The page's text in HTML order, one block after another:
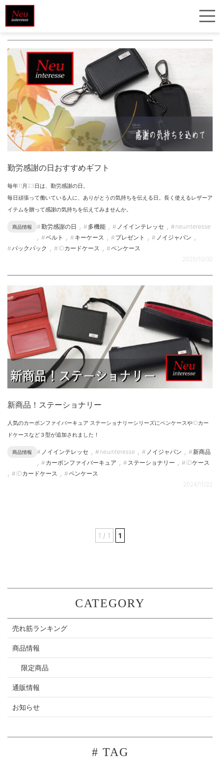
CATEGORY
売れ筋ランキング
商品情報
限定商品
通販情報
お知らせ
# TAG
勤労感謝の日おすすめギフト
毎年11月23日は、勤労感謝の日。
毎日頑張って働いている人に、ありがとうの気持ちを伝える日。長く使えるレザーア
イテムを贈って感謝の気持ちを伝えてみませんか。
商品情報 勤労感謝の日 , 多機能 , ノイインテレッセ , neuinteresse
, ベルト , キーケース , プレゼント , ノイジャパン ,
バックパック , IDカードケース ,
ペンケース
2025/10/30
新商品！ステーショナリー
人気のカーボンファイバーキュア ステーショナリーシリーズにペンケースやIDカー
ドケースなど３型が追加されました！
商品情報 ノイインテレッセ , neuinteresse , ノイジャパン , 新商品
, カーボンファイバーキュア , ステーショナリー , IDケース
, IDカードケース ,
ペンケース
2024/11/22
1 / 1 1